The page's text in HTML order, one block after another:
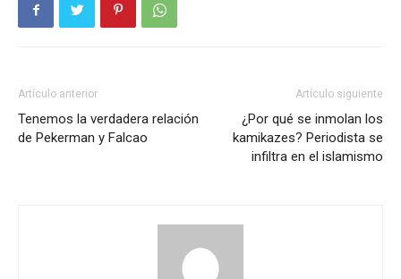
Artículo anterior
Tenemos la verdadera relación
de Pekerman y Falcao
Artículo siguiente
¿Por qué se inmolan los
kamikazes? Periodista se
infiltra en el islamismo